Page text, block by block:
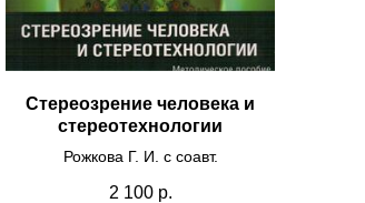
Стереозрение человека и
стереотехнологии
Рожкова Г. И. с соавт.
2 100 р.